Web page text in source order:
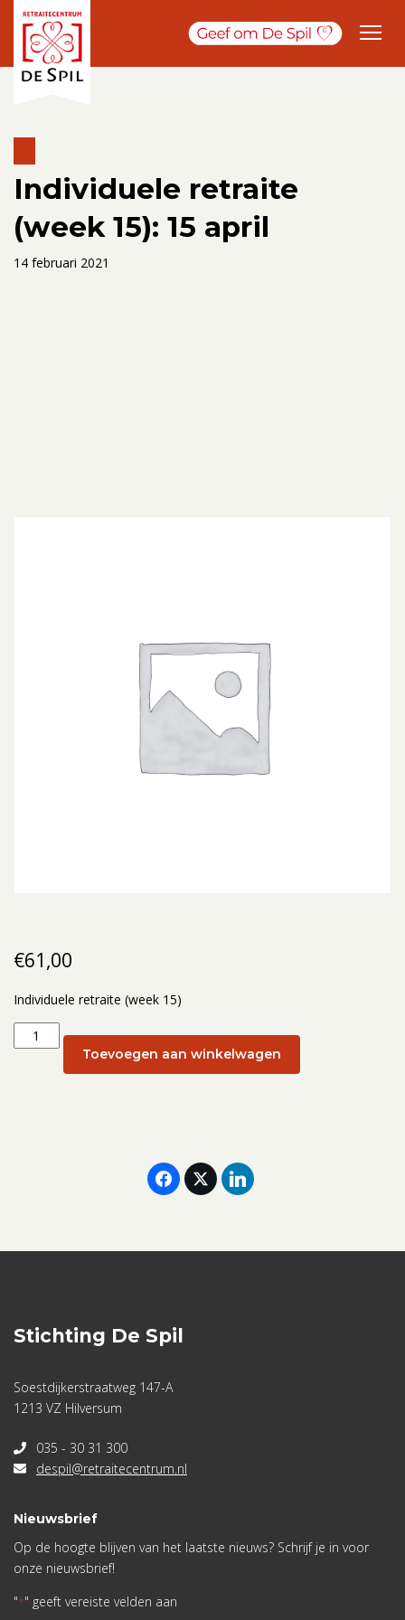
Individuele retraite
(week 15): 15 april
14 februari 2021
€61,00
Individuele retraite (week 15)
Individuele
retraite
Toevoegen aan winkelwagen
Stichting De Spil
Soestdijkerstraatweg 147-A
1213 VZ Hilversum
035 - 30 31 300
despil@retraitecentrum.nl
Nieuwsbrief
Op de hoogte blijven van het laatste nieuws? Schrijf je in voor
onze nieuwsbrief!
"*" geeft vereiste velden aan